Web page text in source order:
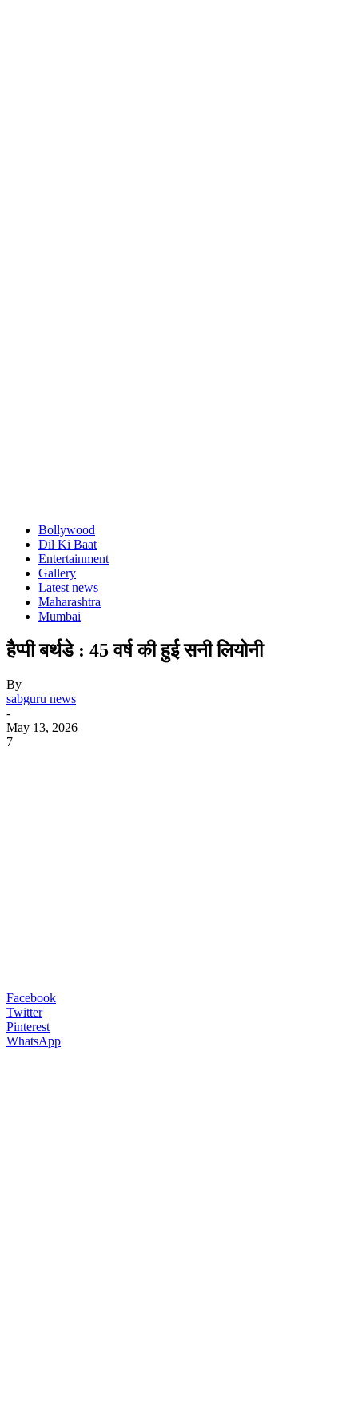
Bollywood
Dil Ki Baat
Entertainment
Gallery
Latest news
Maharashtra
Mumbai
हैप्पी बर्थडे : 45 वर्ष की हुई सनी लियोनी
By
sabguru news
-
May 13, 2026
7
Facebook
Twitter
Pinterest
WhatsApp